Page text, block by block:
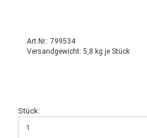
Art.Nr.: 799534
Versandgewicht: 5,8 kg je Stück
Stück: